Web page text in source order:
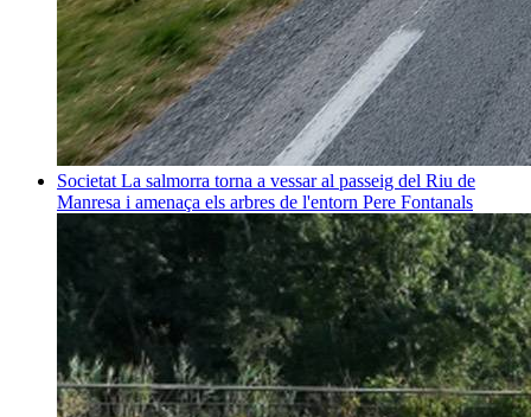
Societat La salmorra torna a vessar al passeig del Riu de
Manresa i amenaça els arbres de l'entorn Pere Fontanals